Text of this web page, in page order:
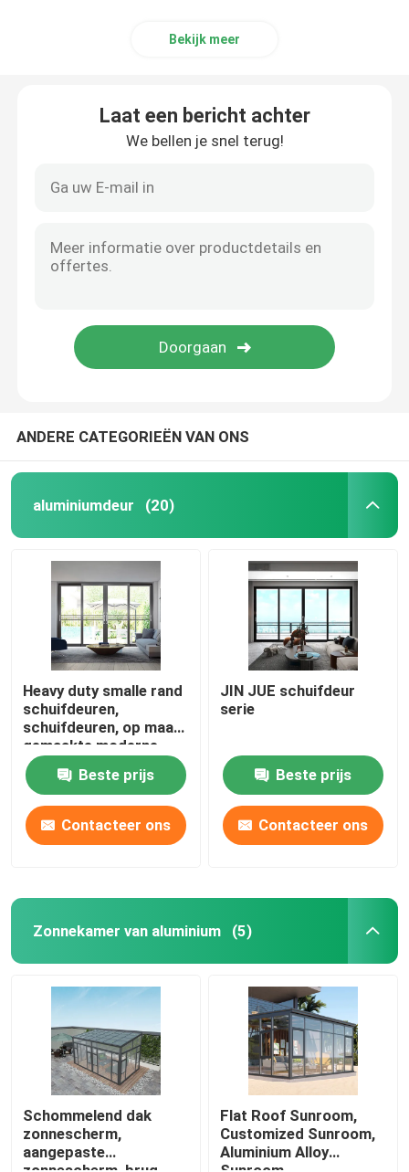
Huis
Producten
Video's
Bekijk meer
Laat een bericht achter
We bellen je snel terug!
ANDERE CATEGORIEËN VAN ONS
aluminiumdeur (20)
Heavy duty smalle rand
schuifdeuren,
schuifdeuren, op maat
gemaakte moderne
gehard glas
schuifdeurenBeste prijs
Contacteer ons
JIN JUE schuifdeur
serie
Beste prijs
Contacteer ons
Zonnekamer van aluminium (5)
Schommelend dak
zonnescherm,
aangepaste
Flat Roof Sunroom,
Customized Sunroom,
Aluminium Alloy